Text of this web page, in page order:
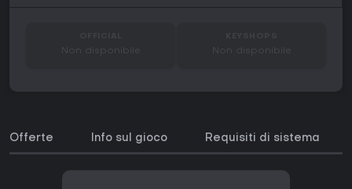
Non disponibile Non disponibile
Offerte Info sul gioco Requisiti di sistema